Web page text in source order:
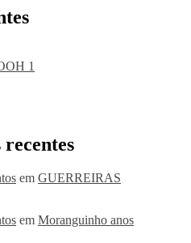
1
em GUERREIRAS
em Moranguinho anos